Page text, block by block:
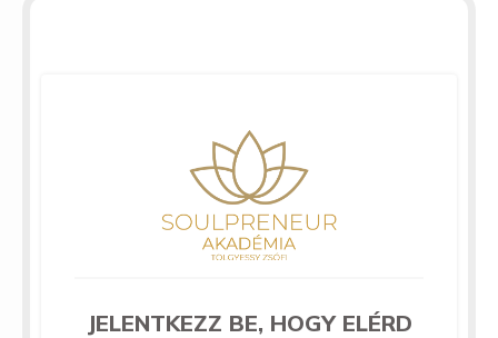
JELENTKEZZ BE, HOGY ELÉRD